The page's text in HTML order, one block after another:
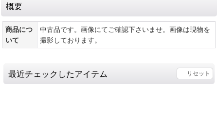
概要
商品につ
いて
中古品です。画像にてご確認下さいませ。画像は現物を
撮影しております。
最近チェックしたアイテム リセット